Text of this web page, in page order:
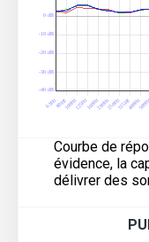
Courbe de
évidence, la
délivrer des